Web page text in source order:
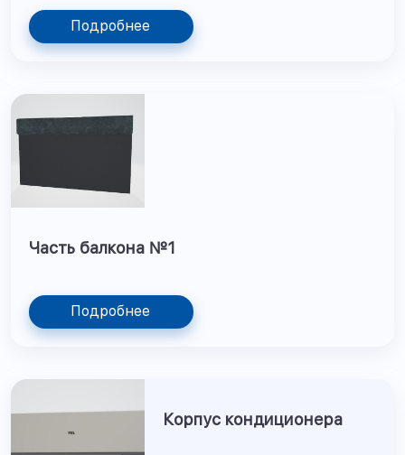
Подробнее
Часть балкона №1
Подробнее
Корпус кондиционера